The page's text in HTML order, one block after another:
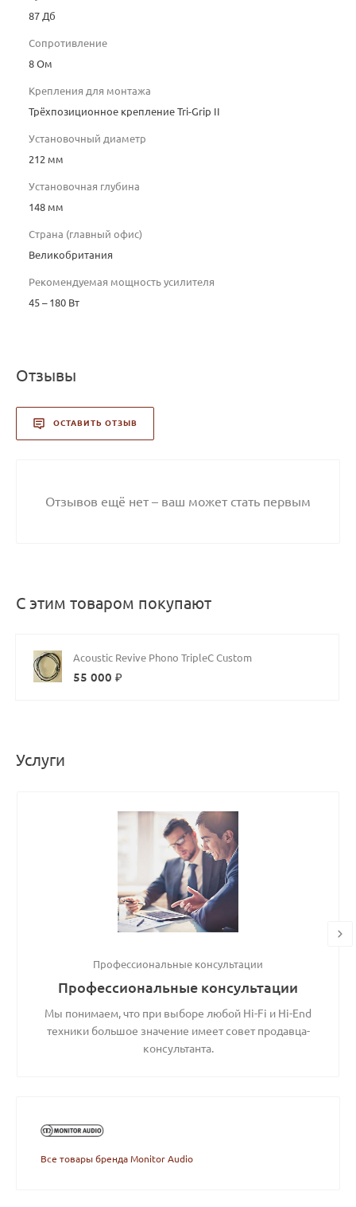
87 Дб
Сопротивление
8 Ом
Крепления для монтажа
Трёхпозиционное крепление Tri-Grip II
Установочный диаметр
212 мм
Установочная глубина
148 мм
Страна (главный офис)
Великобритания
Рекомендуемая мощность усилителя
45 – 180 Вт
Отзывы
ОСТАВИТЬ ОТЗЫВ
Отзывов ещё нет – ваш может стать первым
С этим товаром покупают
Acoustic Revive Phono TripleC Custom
55 000 ₽
Услуги
Профессиональные консультации
Профессиональные консультации
Мы понимаем, что при выборе любой Hi-Fi и Hi-End
техники большое значение имеет совет продавца-
консультанта.
Все товары бренда Monitor Audio